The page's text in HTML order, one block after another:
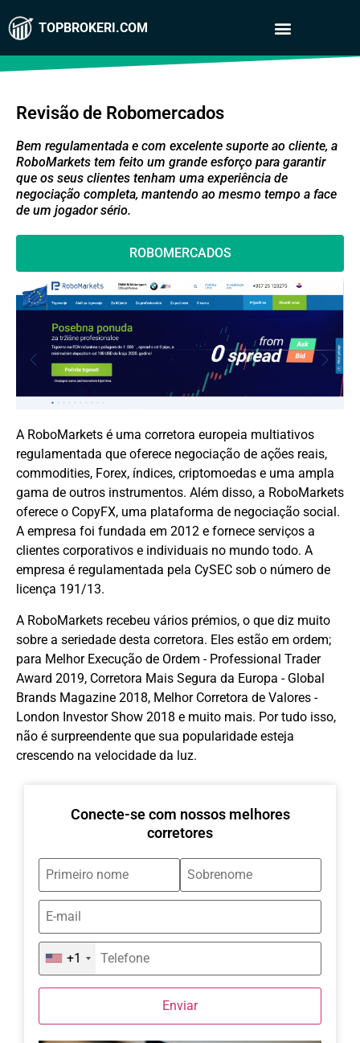
TOPBROKERI.COM
Revisão de Robomercados
Bem regulamentada e com excelente suporte ao cliente, a
RoboMarkets tem feito um grande esforço para garantir
que os seus clientes tenham uma experiência de
negociação completa, mantendo ao mesmo tempo a face
de um jogador sério.
ROBOMERCADOS
A RoboMarkets é uma corretora europeia multiativos
regulamentada que oferece negociação de ações reais,
commodities, Forex, índices, criptomoedas e uma ampla
gama de outros instrumentos. Além disso, a RoboMarkets
oferece o CopyFX, uma plataforma de negociação social.
A empresa foi fundada em 2012 e fornece serviços a
clientes corporativos e individuais no mundo todo. A
empresa é regulamentada pela CySEC sob o número de
licença 191/13.
A RoboMarkets recebeu vários prémios, o que diz muito
sobre a seriedade desta corretora. Eles estão em ordem;
para Melhor Execução de Ordem - Professional Trader
Award 2019, Corretora Mais Segura da Europa - Global
Brands Magazine 2018, Melhor Corretora de Valores -
London Investor Show 2018 e muito mais. Por tudo isso,
não é surpreendente que sua popularidade esteja
crescendo na velocidade da luz.
Conecte-se com nossos melhores
corretores
+1
Enviar